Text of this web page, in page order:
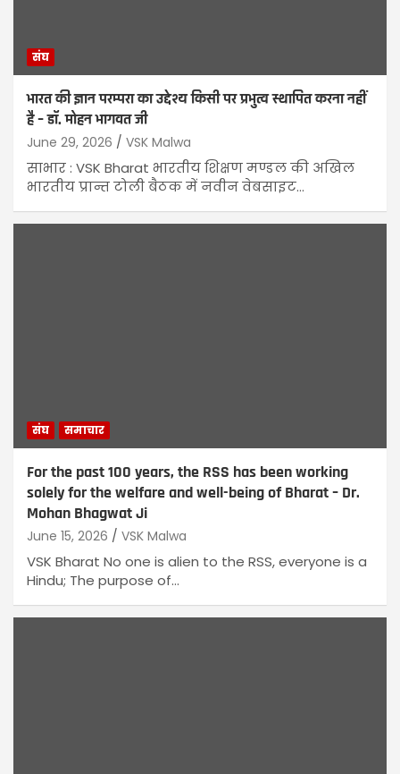
संघ
भारत की ज्ञान परम्परा का उद्देश्य किसी पर प्रभुत्व स्थापित करना नहीं
है – डॉ. मोहन भागवत जी
June 29, 2026 VSK Malwa
साभार : VSK Bharat भारतीय शिक्षण मण्डल की अखिल
भारतीय प्रान्त टोली बैठक में नवीन वेबसाइट…
संघ समाचार
For the past 100 years, the RSS has been working
solely for the welfare and well-being of Bharat – Dr.
Mohan Bhagwat Ji
June 15, 2026 VSK Malwa
VSK Bharat No one is alien to the RSS, everyone is a
Hindu; The purpose of…